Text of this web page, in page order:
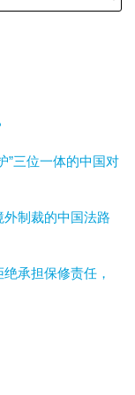
”三位一体的中国对
制裁的中国法路
承担保修责任，